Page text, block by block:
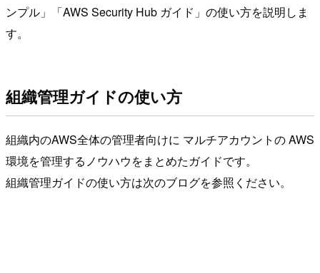
ンプル」「AWS Security Hub ガイド」の使い方を説明しま
す。
組織管理ガイドの使い方
組織内のAWS全体の管理者向けに マルチアカウントの AWS
環境を管理するノウハウをまとめたガイドです。
組織管理ガイドの使い方は次のブログを参照ください。